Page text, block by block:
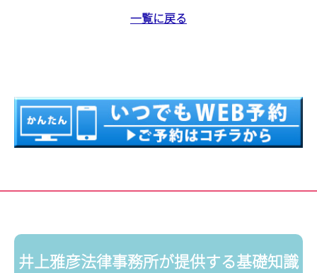
一覧に戻る
井上雅彦法律事務所が提供する基礎知識